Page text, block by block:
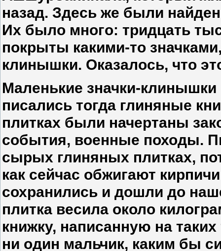
назад. Здесь же были
Их было много: тридцать
покрыты какими-то
клинышки. Оказалось, что
Маленькие значки-
писались тогда глиняные
плитках были начертаны
события, военные походы.
сырых глиняных плитках,
как сейчас обжигают
сохранились и дошли до
плитка весила около
книжку, написанную на
ни один мальчик, каким бы